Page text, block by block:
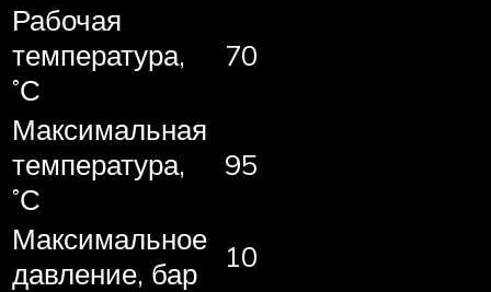
Рабочая
температура,
˚С
70
Максимальная
температура,
˚С
95
Максимальное
давление, бар
10